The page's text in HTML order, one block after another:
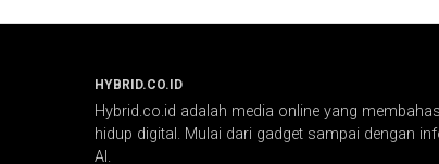
HYBRID.CO.ID
Hybrid.co.id adalah media online yang
hidup digital. Mulai dari gadget sampai dengan
AI.